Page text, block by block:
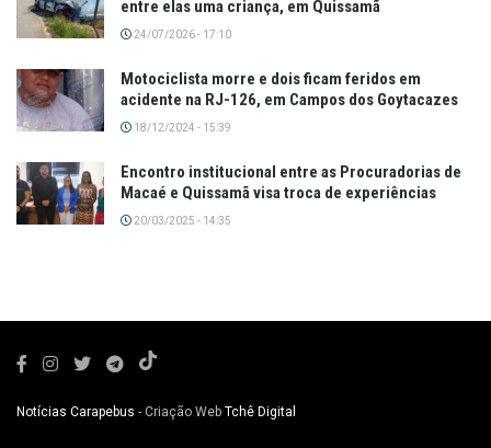
entre elas uma criança, em Quissamã
24/07/2026 - 17:10
Motociclista morre e dois ficam feridos em
acidente na RJ-126, em Campos dos Goytacazes
18/12/2024 - 15:39
Encontro institucional entre as Procuradorias de
Macaé e Quissamã visa troca de experiências
20/03/2025 - 14:35
Notícias Carapebus - Criação Web Tchê Digital